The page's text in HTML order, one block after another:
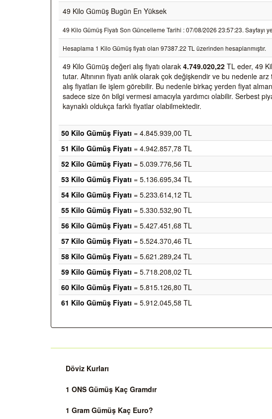
49 Kilo Gümüş Bugün En Yüksek
49 Kilo Gümüş Fiyatı Son Güncelleme Tarihi : 07/08/2026 23:57:23. Sayfayı
Hesaplama 1 Kilo Gümüş fiyatı olan 97387.22 TL üzerinden hesaplanmıştır.
49 Kilo Gümüş değeri alış fiyatı olarak 4.749.020,22 TL eder, 49
tutar. Altınının fiyatı anlık olarak çok değişkendir ve bu nedenle
alış fiyatları ile işlem görebilir. Bu nedenle birkaç yerden fiyat
sadece size ön bilgi vermesi amacıyla yardımcı olabilir. Serbest
kaynaklı oldukça farklı fiyatlar olabilmektedir.
50 Kilo Gümüş Fiyatı = 4.845.939,00 TL
51 Kilo Gümüş Fiyatı = 4.942.857,78 TL
52 Kilo Gümüş Fiyatı = 5.039.776,56 TL
53 Kilo Gümüş Fiyatı = 5.136.695,34 TL
54 Kilo Gümüş Fiyatı = 5.233.614,12 TL
55 Kilo Gümüş Fiyatı = 5.330.532,90 TL
56 Kilo Gümüş Fiyatı = 5.427.451,68 TL
57 Kilo Gümüş Fiyatı = 5.524.370,46 TL
58 Kilo Gümüş Fiyatı = 5.621.289,24 TL
59 Kilo Gümüş Fiyatı = 5.718.208,02 TL
60 Kilo Gümüş Fiyatı = 5.815.126,80 TL
61 Kilo Gümüş Fiyatı = 5.912.045,58 TL
Döviz Kurları
1 ONS Gümüş Kaç Gramdır
1 Gram Gümüş Kaç Euro?